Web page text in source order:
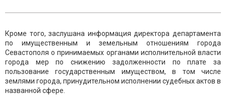
Кроме того, заслушана информация директора департамента
по имущественным и земельным отношениям города
Севастополя о принимаемых органами исполнительной власти
города мер по снижению задолженности по плате за
пользование государственным имуществом, в том числе
землями города, принудительном исполнении судебных актов в
названной сфере.